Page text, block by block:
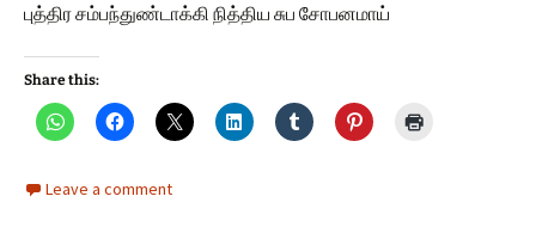
புத்திர சம்பந்துண்டாக்கி நித்திய சுப சோபனமாய்
Share this:
Leave a comment